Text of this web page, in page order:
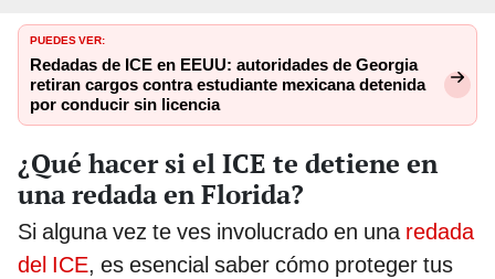
PUEDES VER:
Redadas de ICE en EEUU: autoridades de Georgia
retiran cargos contra estudiante mexicana detenida
por conducir sin licencia
¿Qué hacer si el ICE te detiene en
una redada en Florida?
Si alguna vez te ves involucrado en una redada
del ICE, es esencial saber cómo proteger tus